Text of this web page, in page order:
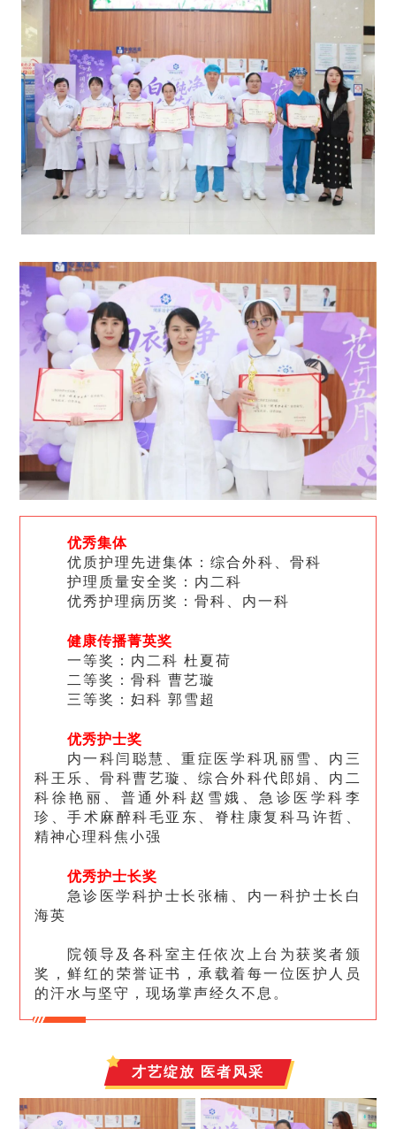
优秀集体
优质护理先进集体：综合外科、骨科
护理质量安全奖：内二科
优秀护理病历奖：骨科、内一科
健康传播菁英奖
一等奖：内二科 杜夏荷
二等奖：骨科 曹艺璇
三等奖：妇科 郭雪超
优秀护士奖
内一科闫聪慧、重症医学科巩丽雪、内三
科王乐、骨科曹艺璇、综合外科代郎娟、内二
科徐艳丽、普通外科赵雪娥、急诊医学科李
珍、手术麻醉科毛亚东、脊柱康复科马许哲、
精神心理科焦小强
优秀护士长奖
急诊医学科护士长张楠、内一科护士长白
海英
院领导及各科室主任依次上台为获奖者颁
奖，鲜红的荣誉证书，承载着每一位医护人员
的汗水与坚守，现场掌声经久不息。
才艺绽放 医者风采